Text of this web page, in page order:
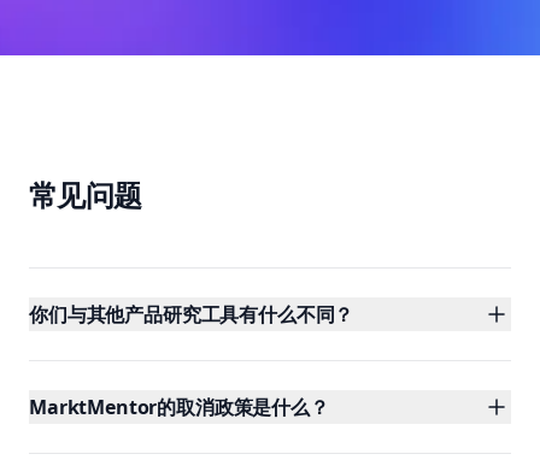
常见问题
你们与其他产品研究工具有什么不同？
MarktMentor的取消政策是什么？